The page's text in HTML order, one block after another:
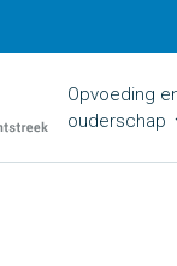
Opvoeding
ouderschap